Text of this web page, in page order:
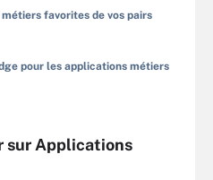
favorites de vos pairs
pour les applications métiers
sur Applications